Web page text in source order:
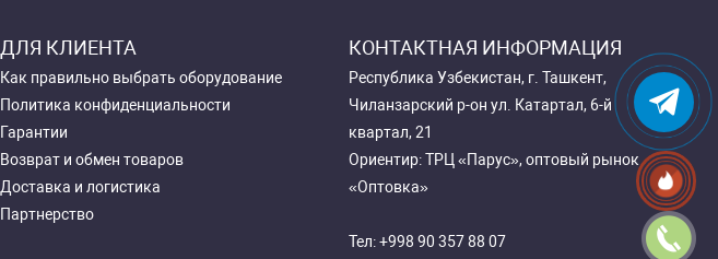
ДЛЯ КЛИЕНТА
Как правильно выбрать оборудование
Политика конфиденциальности
Гарантии
Возврат и обмен товаров
Доставка и логистика
Партнерство
КОНТАКТНАЯ ИНФОРМАЦИЯ
Республика Узбекистан, г. Ташкент,
Чиланзарский р-он ул. Катартал, 6-й
квартал, 21
Ориентир: ТРЦ «Парус», оптовый рынок
«Оптовка»
Тел:+998 90 357 88 07